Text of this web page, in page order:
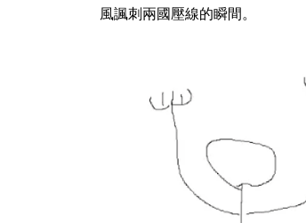
風諷刺兩國壓線的瞬間。